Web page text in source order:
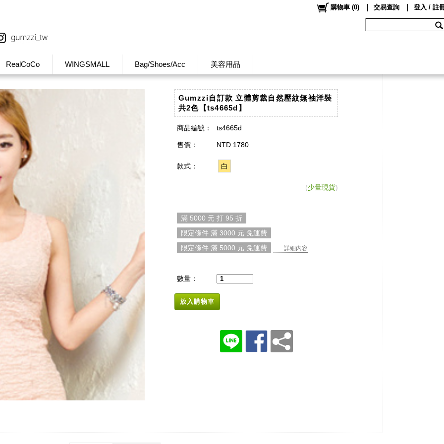
RealCoCo WINGSMALL Bag/Shoes/Acc 美容用品
購物車 (0) 交易查詢 登入 / 註
Gumzzi自訂款 立體剪裁自然壓紋無袖洋裝
共2色【ts4665d】
商品編號： ts4665d
售價： NTD 1780
款式： 白
(少量現貨)
滿 5000 元 打 95 折
限定條件 滿 3000 元 免運費
限定條件 滿 5000 元 免運費
. . . 詳細內容
數量：
放入購物車